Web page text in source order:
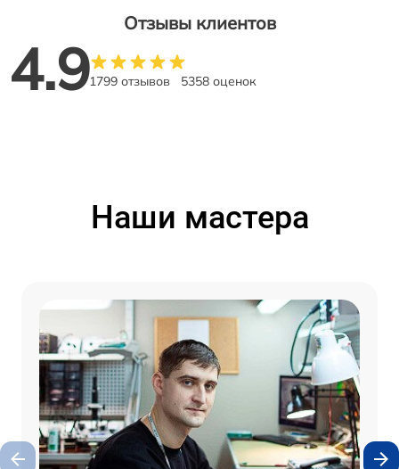
Отзывы клиентов
4.91799 отзывов 5358 оценок
Наши мастера